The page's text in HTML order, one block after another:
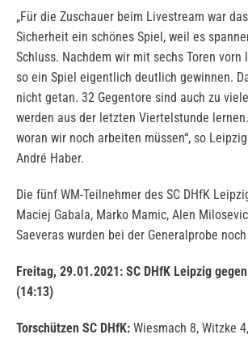
„Für die Zuschauer beim Livestream war
Sicherheit ein schönes Spiel, weil es
Schluss. Nachdem wir mit sechs Toren vorn
so ein Spiel eigentlich deutlich gewinnen.
nicht getan. 32 Gegentore sind auch zu
werden aus der letzten Viertelstunde
woran wir noch arbeiten müssen“, so
André Haber.
Die fünf WM-Teilnehmer des SC DHfK
Maciej Gabala, Marko Mamic, Alen
Saeveras wurden bei der Generalprobe
Freitag, 29.01.2021: SC DHfK Leipzig
(14:13)
Torschützen SC DHfK: Wiesmach 8, Witzke